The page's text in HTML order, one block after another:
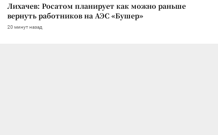
Лихачев: Росатом планирует как можно раньше
вернуть работников на АЭС «Бушер»
20 минут назад